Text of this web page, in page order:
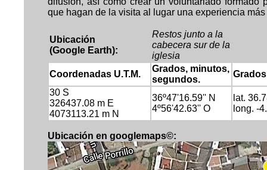
que hagan de la visita al lugar una experiencia
Ubicación
(Google Earth):
Restos junto a la
cabecera sur de la
iglesia
Coordenadas U.T.M.
Grados, minutos,
segundos.
30 S
326437.08 m E
4073113.21 m N
36º47'16.59'' N
4º56'42.63'' O
lat. 36.
long. -4.
Ubicación en googlemaps©: